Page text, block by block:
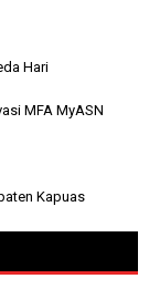
Hari
MFA MyASN
Kapuas